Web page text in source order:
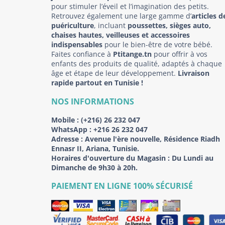
pour stimuler l’éveil et l’imagination des petits.
Retrouvez également une large gamme d’articles
puériculture, incluant poussettes, sièges auto,
chaises hautes, veilleuses et accessoires
indispensables pour le bien-être de votre bébé.
Faites confiance à Ptitange.tn pour offrir à vos
enfants des produits de qualité, adaptés à chaque
âge et étape de leur développement. Livraison
rapide partout en Tunisie !
NOS INFORMATIONS
Mobile : (+216) 26 232 047
WhatsApp : +216 26 232 047
Adresse : Avenue l'ère nouvelle, Résidence Riadh
Ennasr II, Ariana, Tunisie.
Horaires d'ouverture du Magasin : Du Lundi au
Dimanche de 9h30 à 20h.
PAIEMENT EN LIGNE 100% SÉCURISÉ